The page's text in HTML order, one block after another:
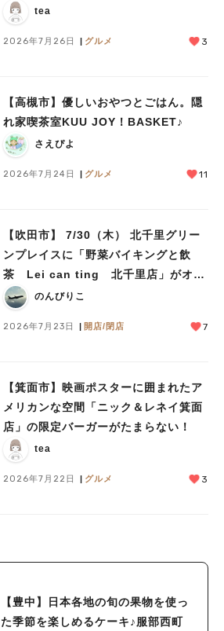
tea
2026年7月26日 グルメ 3
【高槻市】優しいおやつとごはん。隠
れ家喫茶室KUU JOY！BASKET♪
さえぴよ
2026年7月24日 グルメ 11
【吹田市】 7/30（木） 北千里グリー
ンプレイスに「野菜バイキングと飲
茶 Lei can ting 北千里店」がオー
プン予定！
のんびりこ
2026年7月23日 開店/閉店 7
【箕面市】映画ポスターに囲まれたア
メリカンな空間「ニック＆レネイ箕面
店」の限定バーガーがたまらない！
tea
2026年7月22日 グルメ 3
【豊中】日本各地の旬の果物を使っ
た季節を楽しめるケーキ♪服部西町